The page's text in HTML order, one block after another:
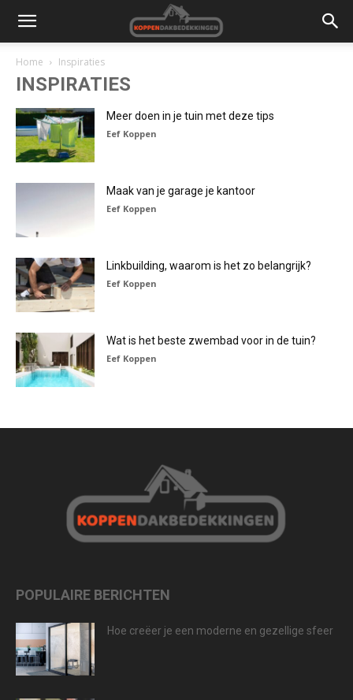
Home Inspiraties
INSPIRATIES
Meer doen in je tuin met deze tips
Eef Koppen
Maak van je garage je kantoor
Eef Koppen
Linkbuilding, waarom is het zo belangrijk?
Eef Koppen
Wat is het beste zwembad voor in de tuin?
Eef Koppen
POPULAIRE BERICHTEN
Hoe creëer je een moderne en gezellige sfeer